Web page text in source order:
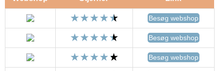
Besøg webshop
Besøg webshop
Besøg webshop